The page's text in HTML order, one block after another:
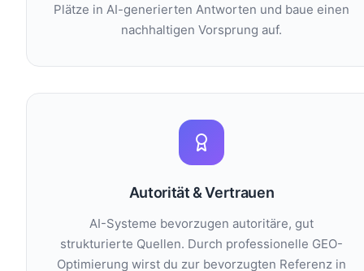
Plätze in AI-generierten Antworten und baue einen
nachhaltigen Vorsprung auf.
Autorität & Vertrauen
AI-Systeme bevorzugen autoritäre, gut
strukturierte Quellen. Durch professionelle GEO-
Optimierung wirst du zur bevorzugten Referenz in